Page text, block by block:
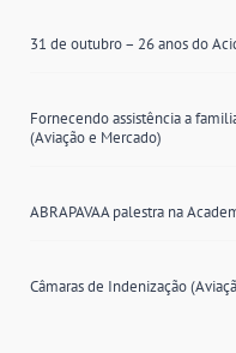
31 de outubro – 26 anos do
Fornecendo assistência a
(Aviação e Mercado)
ABRAPAVAA palestra na
Câmaras de Indenização